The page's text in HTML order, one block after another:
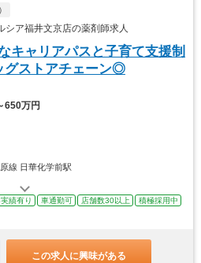
ア福井文京店の薬剤師求人
キャリアパスと子育て支援制
グストアチェーン◎
650万円
線 日華化学前駅
績有り 車通勤可 店舗数30以上
積極採用中
この求人に興味がある